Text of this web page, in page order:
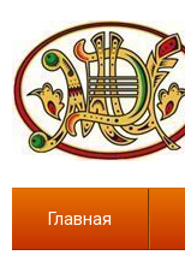
Главная